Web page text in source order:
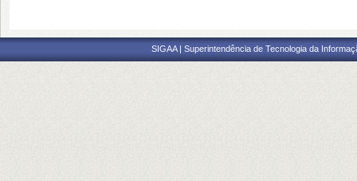
SIGAA | Superintendência de Tecnologia da